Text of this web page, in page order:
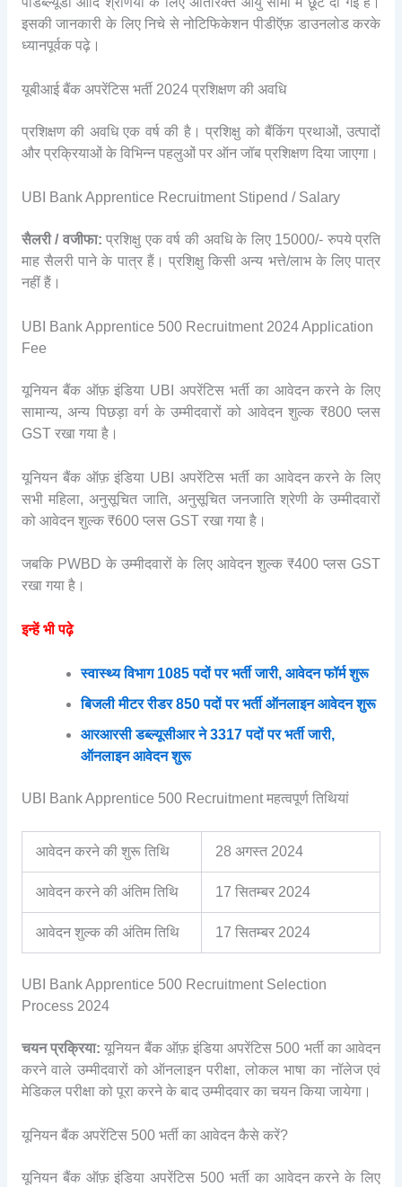
इसकी जानकारी के लिए निचे से नोटिफिकेशन पीडीऍफ़ डाउनलोड करके
ध्यानपूर्वक पढ़े।
यूबीआई बैंक अपरेंटिस भर्ती 2024 प्रशिक्षण की अवधि
प्रशिक्षण की अवधि एक वर्ष की है। प्रशिक्षु को बैंकिंग प्रथाओं, उत्पादों
और प्रक्रियाओं के विभिन्न पहलुओं पर ऑन जॉब प्रशिक्षण दिया जाएगा।
UBI Bank Apprentice Recruitment Stipend / Salary
सैलरी / वजीफा: प्रशिक्षु एक वर्ष की अवधि के लिए 15000/- रुपये प्रति
माह सैलरी पाने के पात्र हैं। प्रशिक्षु किसी अन्य भत्ते/लाभ के लिए पात्र
नहीं हैं।
UBI Bank Apprentice 500 Recruitment 2024 Application
Fee
यूनियन बैंक ऑफ़ इंडिया UBI अपरेंटिस भर्ती का आवेदन करने के लिए
सामान्य, अन्य पिछड़ा वर्ग के उम्मीदवारों को आवेदन शुल्क ₹800 प्लस
GST रखा गया है।
यूनियन बैंक ऑफ़ इंडिया UBI अपरेंटिस भर्ती का आवेदन करने के लिए
सभी महिला, अनुसूचित जाति, अनुसूचित जनजाति श्रेणी के उम्मीदवारों
को आवेदन शुल्क ₹600 प्लस GST रखा गया है।
जबकि PWBD के उम्मीदवारों के लिए आवेदन शुल्क ₹400 प्लस GST
रखा गया है।
इन्हें भी पढ़े
स्वास्थ्य विभाग 1085 पदों पर भर्ती जारी, आवेदन फॉर्म शुरू
बिजली मीटर रीडर 850 पदों पर भर्ती ऑनलाइन आवेदन शुरू
आरआरसी डब्ल्यूसीआर ने 3317 पदों पर भर्ती जारी,
ऑनलाइन आवेदन शुरू
UBI Bank Apprentice 500 Recruitment महत्वपूर्ण तिथियां
आवेदन करने की शुरू तिथि 28 अगस्त 2024
आवेदन करने की अंतिम तिथि 17 सितम्बर 2024
आवेदन शुल्क की अंतिम तिथि 17 सितम्बर 2024
UBI Bank Apprentice 500 Recruitment Selection
Process 2024
चयन प्रक्रिया: यूनियन बैंक ऑफ़ इंडिया अपरेंटिस 500 भर्ती का आवेदन
करने वाले उम्मीदवारों को ऑनलाइन परीक्षा, लोकल भाषा का नॉलेज एवं
मेडिकल परीक्षा को पूरा करने के बाद उम्मीदवार का चयन किया जायेगा।
यूनियन बैंक अपरेंटिस 500 भर्ती का आवेदन कैसे करें?
यूनियन बैंक ऑफ़ इंडिया अपरेंटिस 500 भर्ती का आवेदन करने के लिए